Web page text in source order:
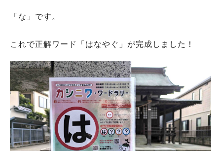
「な」です。
これで正解ワード「はなやぐ」が完成しました！